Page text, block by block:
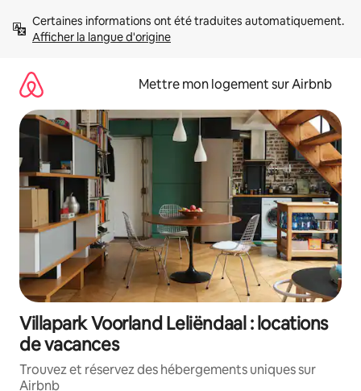
directement
Afficher la langue d'origine
Mettre mon logement sur Airbnb
Villapark Voorland Leliëndaal : locations
de vacances
Trouvez et réservez des hébergements uniques sur
Airbnb